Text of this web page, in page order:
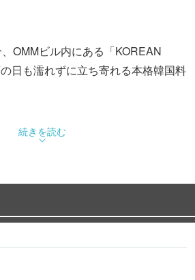
OMMビル内にある「KOREAN
日も濡れずに立ち寄れる本格韓国料
農場」直送のブランド豚『白美豚』
肉質が特徴です。
ポッサムでその旨味をご堪能くだ
を使用した身体に優しい伝統の参
続きを読む